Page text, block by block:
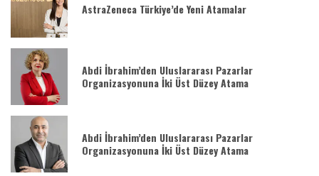
AstraZeneca Türkiye’de Yeni Atamalar
Abdi İbrahim’den Uluslararası Pazarlar
Organizasyonuna İki Üst Düzey Atama
Abdi İbrahim’den Uluslararası Pazarlar
Organizasyonuna İki Üst Düzey Atama